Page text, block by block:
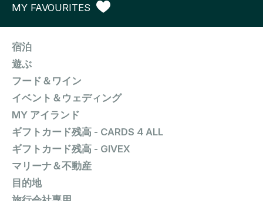
MY FAVOURITES
宿泊
遊ぶ
フード＆ワイン
イベント＆ウェディング
MY アイランド
ギフトカード残高 - CARDS 4 ALL
ギフトカード残高 - GIVEX
マリーナ＆不動産
目的地